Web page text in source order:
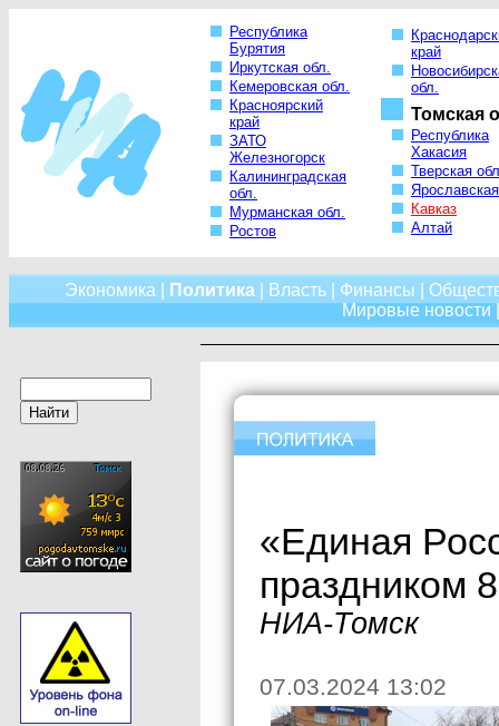
Республика
Бурятия
Иркутская обл.
Кемеровская обл.
Красноярский
край
ЗАТО
Железногорск
Калининградская
обл.
Мурманская обл.
Ростов
край
обл.
Томская
Республика
Хакасия
Тверская
Кавказ
Алтай
Экономика Политика| Власть| Финансы
Мировые новости
«Единая
праздником
НИА-Томск
07.03.2024 13:02